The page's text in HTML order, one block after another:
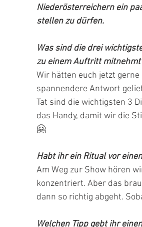
Niederösterreichern ein
stellen zu dürfen.
Was sind die drei
zu einem Auftritt
Wir hätten euch jetzt gerne
spannendere Antwort
Tat sind die wichtigsten 3
das Handy, damit wir die
🤗
Habt ihr ein Ritual vor
Am Weg zur Show hören
konzentriert. Aber das
dann so richtig abgeht.
Welchen Tipp gebt ihr